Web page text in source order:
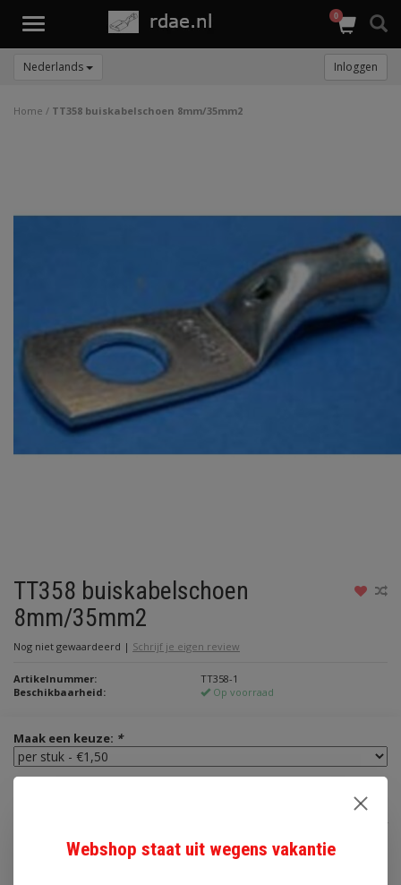
Toggle
0
Nederlands Inloggen
Home / TT358 buiskabelschoen 8mm/35mm2
TT358 buiskabelschoen
8mm/35mm2
Nog niet gewaardeerd | Schrijf je eigen review
Artikelnummer:
TT358-1
Beschikbaarheid:
Op voorraad
Maak een keuze: *
€1,50
Toevoegen aan winkelwagen
Webshop staat uit wegens vakantie